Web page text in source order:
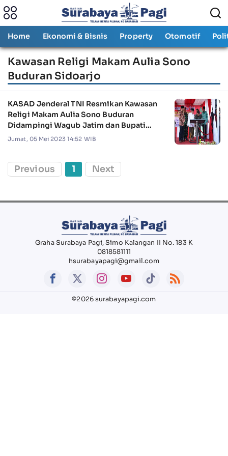
Home Ekonomi & Bisnis Property Otomotif
Kawasan Religi Makam Aulia Sono
Buduran Sidoarjo
KASAD Jenderal TNI Resmikan Kawasan
Religi Makam Aulia Sono Buduran
Didampingi Wagub Jatim dan Bupati
Sidoarjo
Jumat, 05 Mei 2023 14:52 WIB
Previous 1 Next
Graha Surabaya Pagi, Simo Kalangan II No. 183 K
0818581111
hsurabayapagi@gmail.com
©2026 surabayapagi.com